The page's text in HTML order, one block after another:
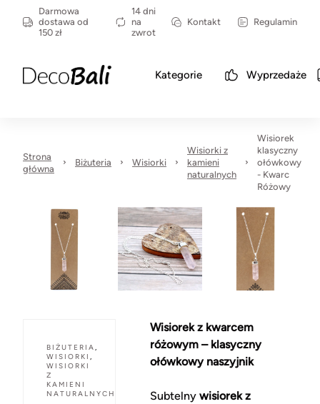
Darmowa
dostawa od
150 zł
14 dni
na
zwrot
Kontakt Regulamin
Kategorie Wyprzedaże
Strona
główna
Biżuteria Wisiorki
Wisiorki z
kamieni
naturalnych
Wisiorek
klasyczny
ołówkowy
- Kwarc
Różowy
BIŻUTERIA,
WISIORKI ,
WISIORKI
Z
KAMIENI
NATURALNYCH
Wisiorek z kwarcem
różowym – klasyczny
ołówkowy naszyjnik
Subtelny wisiorek z